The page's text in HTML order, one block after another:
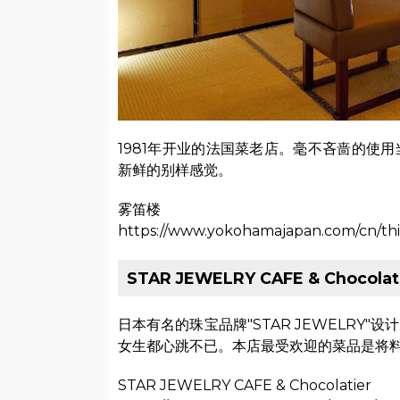
1981年开业的法国菜老店。毫不吝啬的使
新鲜的别样感觉。
雾笛楼
https://www.yokohamajapan.com/cn/
STAR JEWELRY CAFE &
日本有名的珠宝品牌"STAR JEWELRY"设
女生都心跳不已。本店最受欢迎的菜品是将
STAR JEWELRY CAFE & Chocolatier